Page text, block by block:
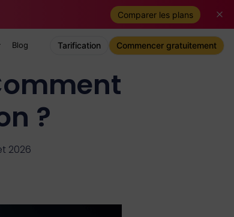
Comparer les plans
Blog Tarification Commencer gratuitement
?
2026